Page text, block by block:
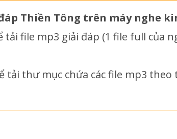
Thiền Tông trên máy nghe
tải file mp3 giải đáp (1 file full của
tải thư mục chứa các file mp3 theo